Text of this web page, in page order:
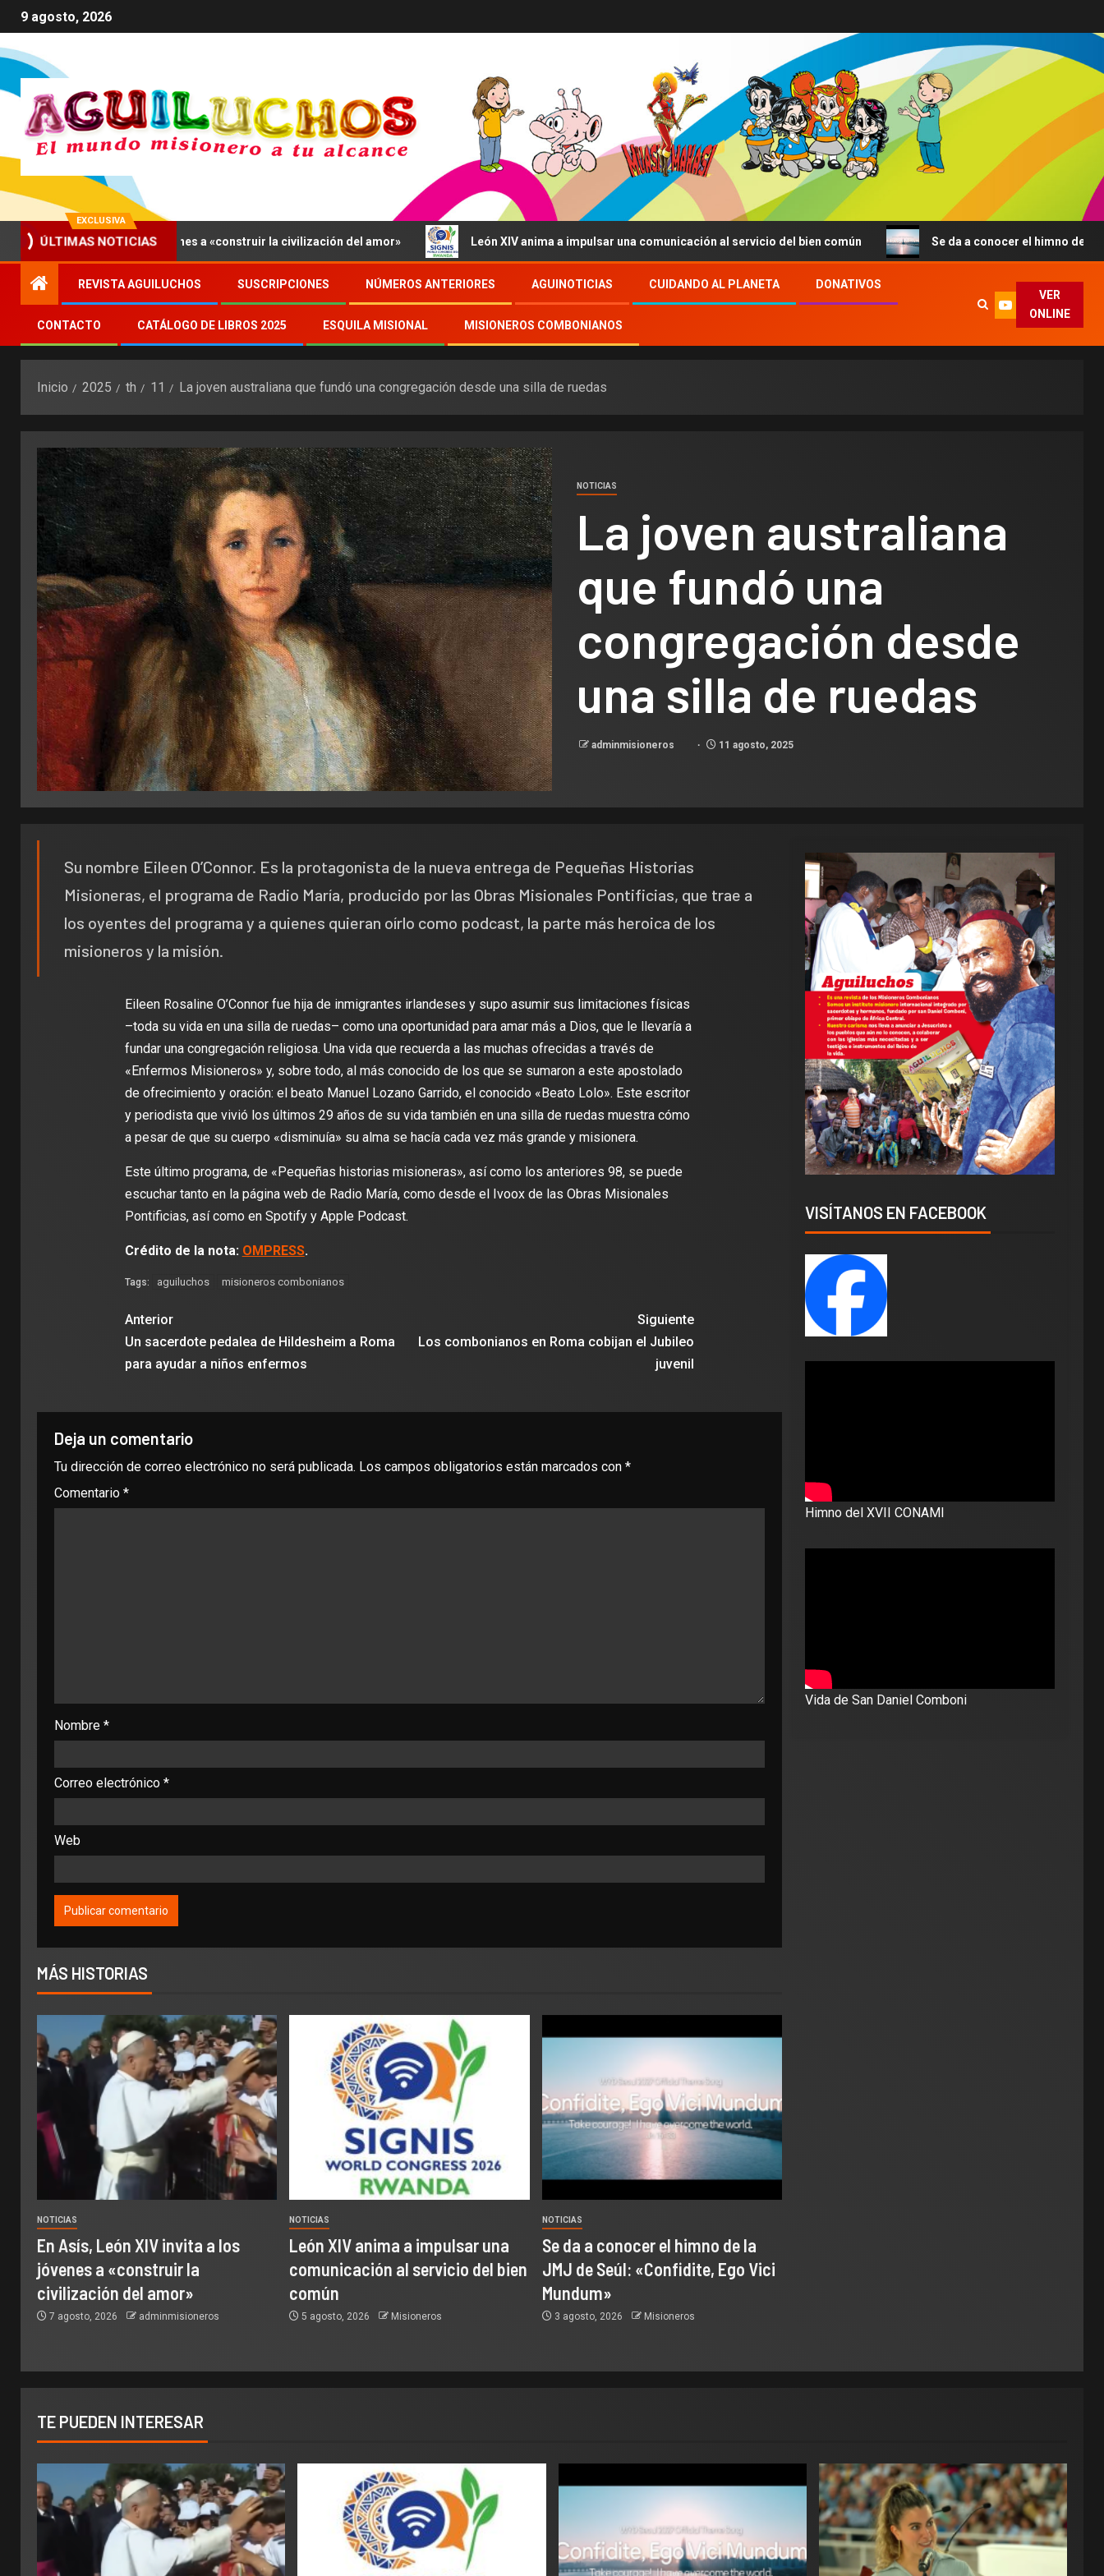
9 agosto, 2026
EXCLUSIVA
ÚLTIMAS NOTICIAS
XIV invita a los jóvenes a «construir la civilización del amor» León XIV anima a impulsar una comunicación al servicio del bien común Se da a conocer el himno de la JMJ de
REVISTA AGUILUCHOS SUSCRIPCIONES NÚMEROS ANTERIORES AGUINOTICIAS CUIDANDO AL PLANETA DONATIVOS
CONTACTO CATÁLOGO DE LIBROS 2025 ESQUILA MISIONAL MISIONEROS COMBONIANOS
VER
ONLINE
Inicio 2025 th 11 La joven australiana que fundó una congregación desde una silla de ruedas
NOTICIAS
La joven australiana
que fundó una
congregación desde
una silla de ruedas
adminmisioneros 11 agosto, 2025
Su nombre Eileen O’Connor. Es la protagonista de la nueva entrega de Pequeñas Historias
Misioneras, el programa de Radio María, producido por las Obras Misionales Pontificias, que trae a
los oyentes del programa y a quienes quieran oírlo como podcast, la parte más heroica de los
misioneros y la misión.
Eileen Rosaline O’Connor fue hija de inmigrantes irlandeses y supo asumir sus limitaciones físicas
–toda su vida en una silla de ruedas– como una oportunidad para amar más a Dios, que le llevaría a
fundar una congregación religiosa. Una vida que recuerda a las muchas ofrecidas a través de
«Enfermos Misioneros» y, sobre todo, al más conocido de los que se sumaron a este apostolado
de ofrecimiento y oración: el beato Manuel Lozano Garrido, el conocido «Beato Lolo». Este escritor
y periodista que vivió los últimos 29 años de su vida también en una silla de ruedas muestra cómo
a pesar de que su cuerpo «disminuía» su alma se hacía cada vez más grande y misionera.
Este último programa, de «Pequeñas historias misioneras», así como los anteriores 98, se puede
escuchar tanto en la página web de Radio María, como desde el Ivoox de las Obras Misionales
Pontificias, así como en Spotify y Apple Podcast.
Crédito de la nota: OMPRESS.
Tags: aguiluchos misioneros combonianos
Anterior
Un sacerdote pedalea de Hildesheim a Roma
para ayudar a niños enfermos
Siguiente
Los combonianos en Roma cobijan el Jubileo
juvenil
Deja un comentario
Tu dirección de correo electrónico no será publicada. Los campos obligatorios están marcados con *
Comentario *
Nombre *
Correo electrónico *
Web
MÁS HISTORIAS
NOTICIAS
En Asís, León XIV invita a los
jóvenes a «construir la
civilización del amor»
7 agosto, 2026 adminmisioneros
NOTICIAS
León XIV anima a impulsar una
comunicación al servicio del bien
común
5 agosto, 2026 Misioneros
NOTICIAS
Se da a conocer el himno de la
JMJ de Seúl: «Confidite, Ego Vici
Mundum»
3 agosto, 2026 Misioneros
VISÍTANOS EN FACEBOOK
Himno del XVII CONAMI
Vida de San Daniel Comboni
TE PUEDEN INTERESAR